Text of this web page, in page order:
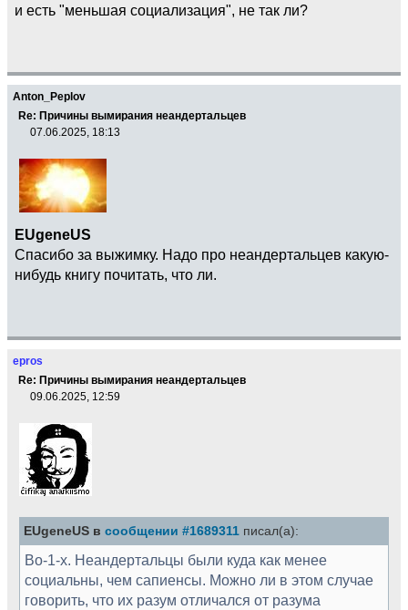
и есть "меньшая социализация", не так ли?
Anton_Peplov
Re: Причины вымирания неандертальцев
07.06.2025, 18:13
EUgeneUS
Спасибо за выжимку. Надо про неандертальцев какую-
нибудь книгу почитать, что ли.
epros
Re: Причины вымирания неандертальцев
09.06.2025, 12:59
EUgeneUS в сообщении #1689311 писал(а):
Во-1-х. Неандертальцы были куда как менее
социальны, чем сапиенсы. Можно ли в этом случае
говорить, что их разум отличался от разума